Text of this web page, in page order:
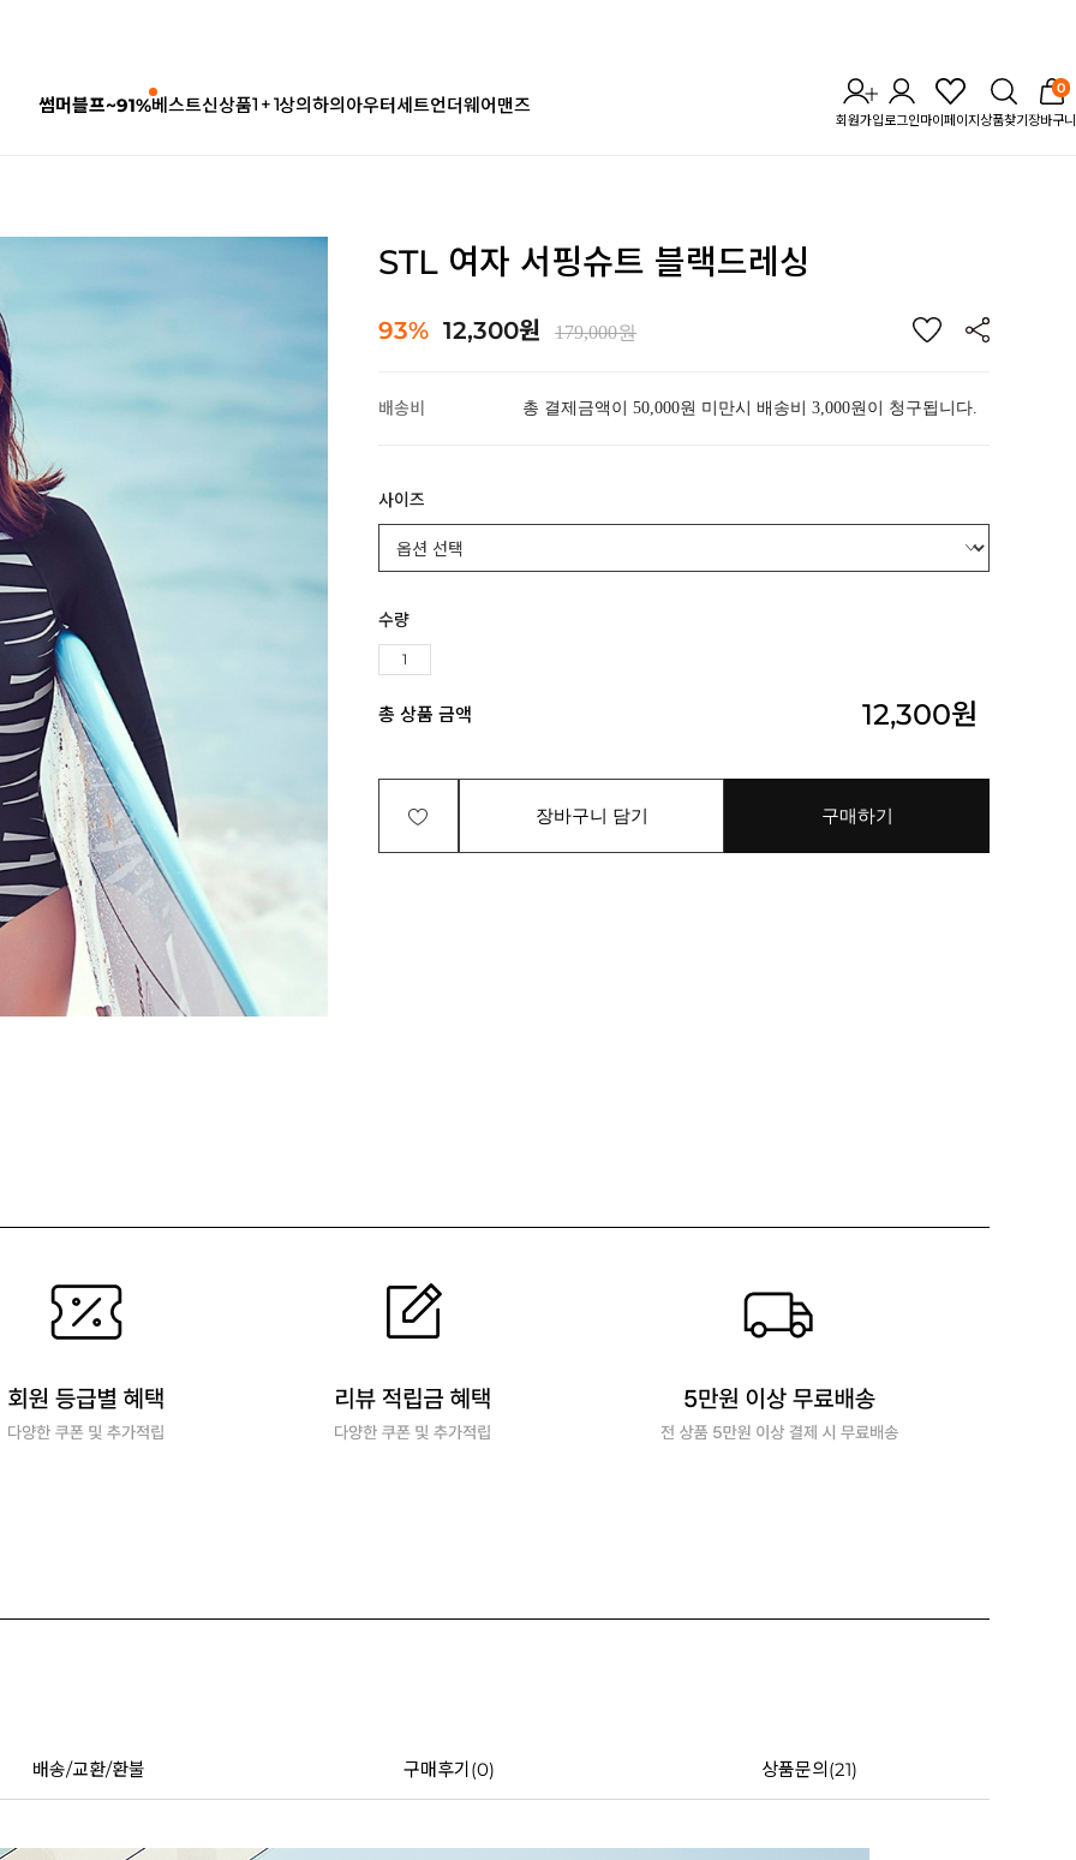
썸머블프~91%베스트신상품1 + 1상의하의아우터세트언더웨어맨즈
회원가입로그인마이페이지 상품찾기
0
장바구니
STL 여자 서핑슈트 블랙드레싱
93% 12,300원 179,000원
배송비 총 결제금액이 50,000원 미만시 배송비 3,000원이 청구됩니다.
사이즈
수량
총 상품 금액 12,300원
장바구니 담기 구매하기
배송/교환/환불 구매후기(0) 상품문의(21)